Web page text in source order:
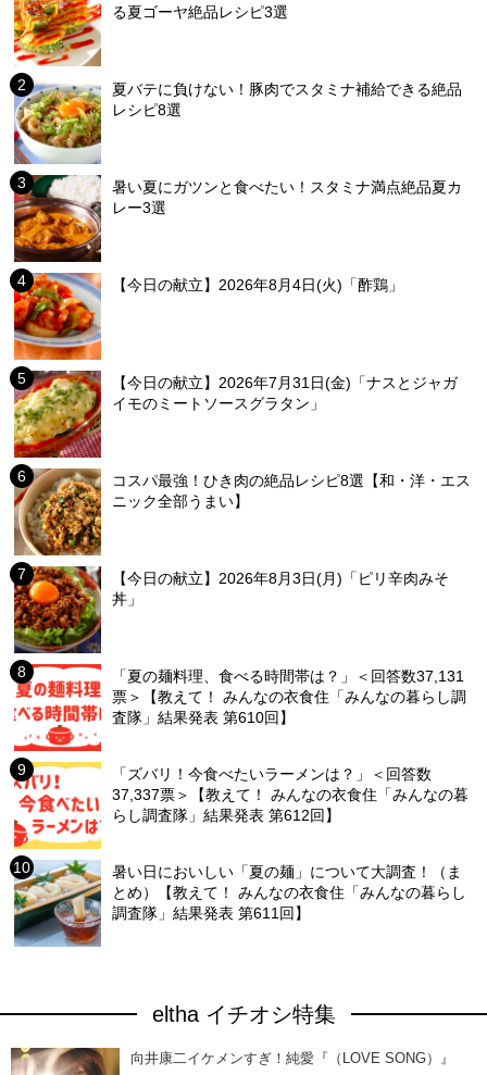
る夏ゴーヤ絶品レシピ3選
夏バテに負けない！豚肉でスタミナ補給できる絶品
レシピ8選
暑い夏にガツンと食べたい！スタミナ満点絶品夏カ
レー3選
【今日の献立】2026年8月4日(火)「酢鶏」
【今日の献立】2026年7月31日(金)「ナスとジャガ
イモのミートソースグラタン」
コスパ最強！ひき肉の絶品レシピ8選【和・洋・エス
ニック全部うまい】
【今日の献立】2026年8月3日(月)「ピリ辛肉みそ
丼」
「夏の麺料理、食べる時間帯は？」＜回答数37,131
票＞【教えて！ みんなの衣食住「みんなの暮らし調
査隊」結果発表 第610回】
「ズバリ！今食べたいラーメンは？」＜回答数
37,337票＞【教えて！ みんなの衣食住「みんなの暮
らし調査隊」結果発表 第612回】
暑い日においしい「夏の麺」について大調査！（ま
とめ）【教えて！ みんなの衣食住「みんなの暮らし
調査隊」結果発表 第611回】
eltha イチオシ特集
向井康二イケメンすぎ！純愛『（LOVE SONG）』